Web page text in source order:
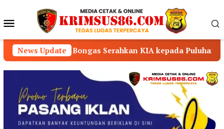
konten Menu
Mobile
News Update
Serahkan KIA kepada Puluhan Siswa TK di Desa